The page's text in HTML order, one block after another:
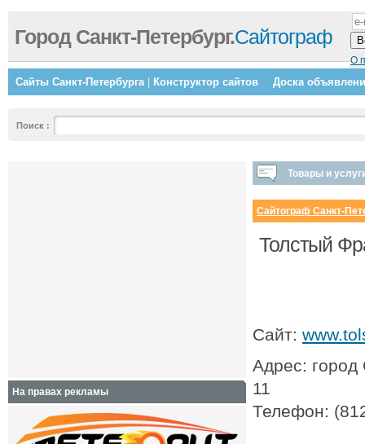
О
Город Санкт-Петербург.Сайтограф
Сайты Санкт-Петербурга| Конструктор сайтов Доска
Поиск :
Товары и
Сайтограф Санкт-
Толстый
Сайт:
Адрес: город
11
Телефон:
На правах рекламы